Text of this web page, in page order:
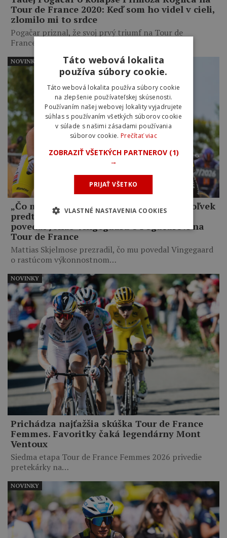
Tour de France 2020: Keď som ho videl v cieli,
zlomilo mi to srdce
Pogačar priznal, že svoj prvý triumf na Tour de
France…
„Čo mám robiť, keď som lepší ako kedykoľvek
predtým, a on mi napriek tomu odíde?,“
povedal Jonas Vingegaard o Pogačarovi na
Tour de France
Mattias Skjelmose prezradil, čo mu povedal Vingegaard
o rastúcom výkonnostnom…
NOVINKY
Prichádza najťažšia skúška Tour de France
Femmes. Favoritky čaká legendárny Mont
Ventoux
Siedma etapa Tour de France Femmes 2026 privedie
pretekárky na…
NOVINKY
NOVINKY
Táto webová lokalita
používa súbory cookie.
Táto webová lokalita používa súbory cookie
na zlepšenie používateľskej skúsenosti.
Používaním našej webovej lokality vyjadrujete
súhlas s používaním všetkých súborov cookie
v súlade s našimi zásadami používania
súborov cookie. Prečítať viac
ZOBRAZIŤ VŠETKÝCH PARTNEROV (1)
→
PRIJAŤ VŠETKO
VLASTNÉ NASTAVENIA COOKIES